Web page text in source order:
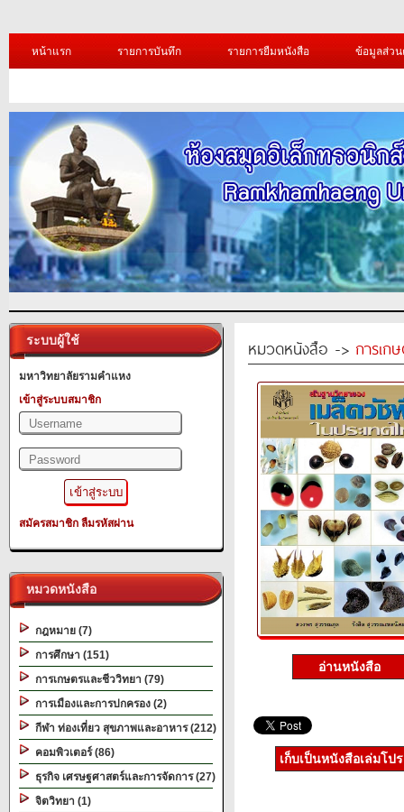
หน้าแรก รายการบันทึก รายการยืมหนังสือ ข้อมูลส่ว
ระบบผู้ใช้
มหาวิทยาลัยรามคำแหง
เข้าสู่ระบบสมาชิก
สมัครสมาชิก ลืมรหัสผ่าน
หมวดหนังสือ
กฎหมาย (7)
การศึกษา (151)
การเกษตรและชีววิทยา (79)
การเมืองและการปกครอง (2)
กีฬา ท่องเที่ยว สุขภาพและอาหาร (212)
คอมพิวเตอร์ (86)
ธุรกิจ เศรษฐศาสตร์และการจัดการ (27)
จิตวิทยา (1)
หมวดหนังสือ -> การเก
อ่านหนังสือ
เก็บเป็นหนังสือเล่มโป